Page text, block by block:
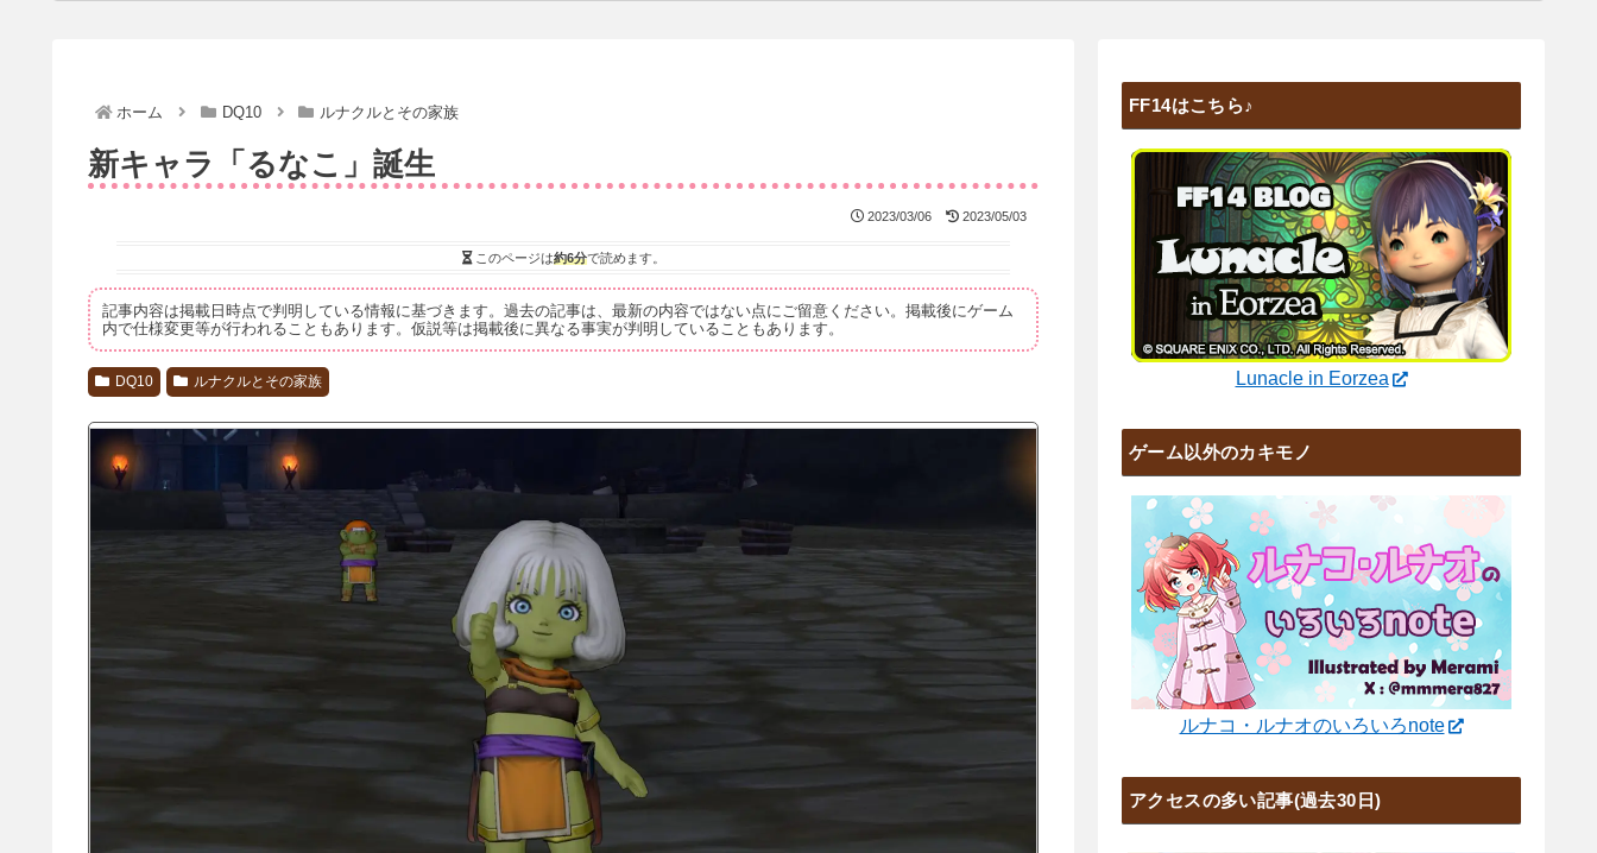
ホーム DQ10 ルナクルとその家族
新キャラ「るなこ」誕生
2023/03/06 2023/05/03
このページは約6分で読めます。
記事内容は掲載日時点で判明している情報に基づきます。過去の記事は、最新の内容ではない点にご留意ください。掲載後にゲーム
内で仕様変更等が行われることもあります。仮説等は掲載後に異なる事実が判明していることもあります。
DQ10 ルナクルとその家族
FF14はこちら♪
Lunacle in Eorzea
ゲーム以外のカキモノ
ルナコ・ルナオのいろいろnote
アクセスの多い記事(過去30日)